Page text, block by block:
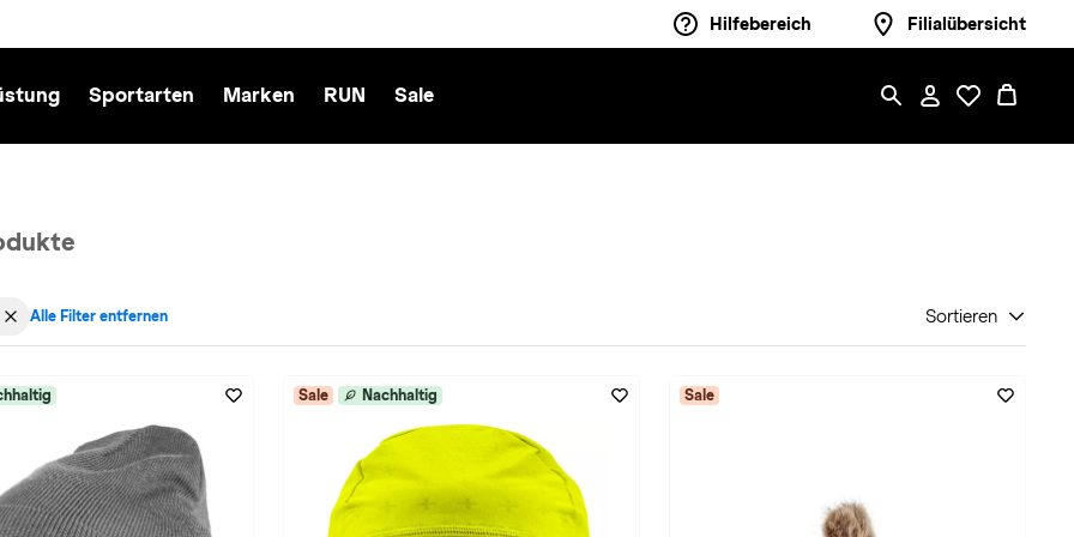
Hilfebereich Filialübersicht
Sportarten Marken RUN Sale
Damen entfernen
für Materialeigenschaften: atmungsaktiv entfernen
Alle Filter entfernen Sortieren
Sale Nachhaltig Sale